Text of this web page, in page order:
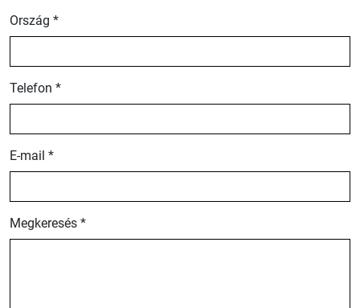
Ország *
Telefon *
E-mail *
Megkeresés *